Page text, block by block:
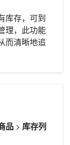
库存，可到
理，此功能
而清晰地追
品 > 库存列